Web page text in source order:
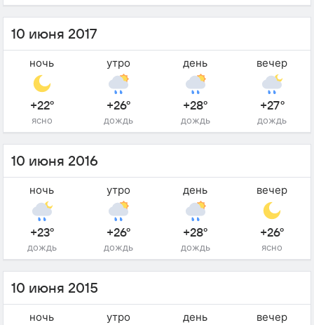
10 июня 2017
ночь
+22°
ясно
утро
+26°
дождь
день
+28°
дождь
вечер
+27°
дождь
10 июня 2016
ночь
+23°
дождь
утро
+26°
дождь
день
+28°
дождь
вечер
+26°
ясно
10 июня 2015
ночь утро день вечер